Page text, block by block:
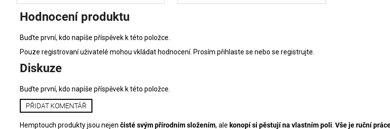
Hodnocení produktu
Buďte první, kdo napíše příspěvek k této položce.
Pouze registrovaní uživatelé mohou vkládat hodnocení. Prosím přihlaste se nebo se registrujte
Diskuze
Buďte první, kdo napíše příspěvek k této položce.
PŘIDAT KOMENTÁŘ
Hemptouch produkty jsou nejen čisté svým přírodním složením, ale konopí si pěstují na vlastním poli Vše je ruční